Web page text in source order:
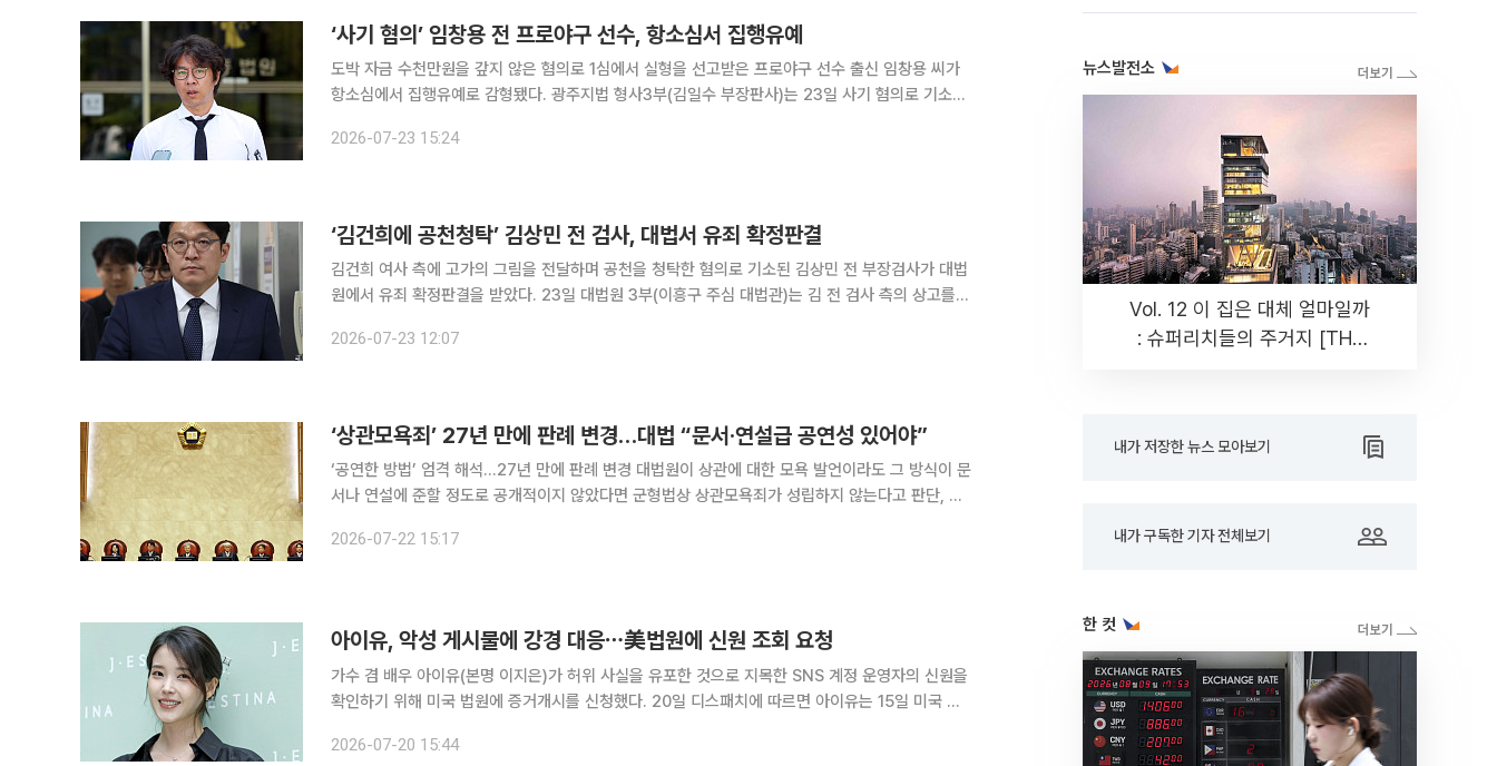
‘사기 혐의’ 임창용 전 프로야구 선수, 항소심서 집행유예
도박 자금 수천만원을 갚지 않은 혐의로 1심에서 실형을 선고받은 프로야구 선수 출신 임창용 씨가
항소심에서 집행유예로 감형됐다. 광주지법 형사3부(김일수 부장판사)는 23일 사기 혐의로 기소된
2026-07-23 15:24
‘김건희에 공천청탁’ 김상민 전 검사, 대법서 유죄 확정판결
김건희 여사 측에 고가의 그림을 전달하며 공천을 청탁한 혐의로 기소된 김상민 전 부장검사가 대법
원에서 유죄 확정판결을 받았다. 23일 대법원 3부(이흥구 주심 대법관)는 김 전 검사 측의 상고를
재직 중 1억4000만원에 이우환 작가 그림 ‘점으로부터 No.
2026-07-23 12:07
‘상관모욕죄’ 27년 만에 판례 변경…대법 “문서·연설급 공연성 있어야”
‘공연한 방법’ 엄격 해석…27년 만에 판례 변경 대법원이 상관에 대한 모욕 발언이라도 그 방식이 문
서나 연설에 준할 정도로 공개적이지 않았다면 군형법상 상관모욕죄가 성립하지 않는다고 판단, 관
법관)는 22일 상관모욕 혐의로 기소된 해군 함정 전탐장(상사)
2026-07-22 15:17
아이유, 악성 게시물에 강경 대응⋯美법원에 신원 조회 요청
가수 겸 배우 아이유(본명 이지은)가 허위 사실을 유포한 것으로 지목한 SNS 계정 운영자의 신원을
확인하기 위해 미국 법원에 증거개시를 신청했다. 20일 디스패치에 따르면 아이유는 15일 미국 캘
제출했다. 국내에서 진행 중인 명예훼손 소송에 필요한 계정 이
2026-07-20 15:44
뉴스발전소
Vol. 12 이 집은 대체 얼마일까
: 슈퍼리치들의 주거지 [THE
내가 저장한 뉴스 모아보기
내가 구독한 기자 전체보기
한 컷